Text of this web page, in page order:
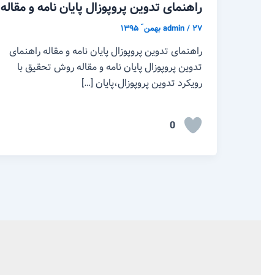
راهنمای تدوین پروپوزال پایان نامه و مقاله
admin/۲۷ بهمن ّ ۱۳۹۵
راهنمای تدوین پروپوزال پایان نامه و مقاله راهنمای
تدوین پروپوزال پایان نامه و مقاله روش تحقیق با
رویکرد تدوین پروپوزال،پایان […]
0